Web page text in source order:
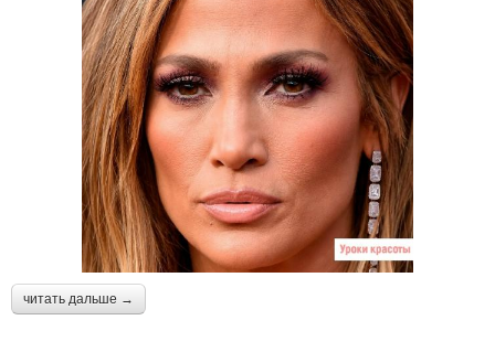
читать дальше →